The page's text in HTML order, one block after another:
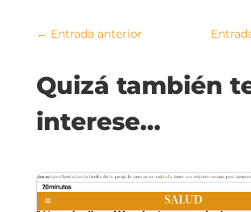
← Entrada anterior
Quizá también
interese…